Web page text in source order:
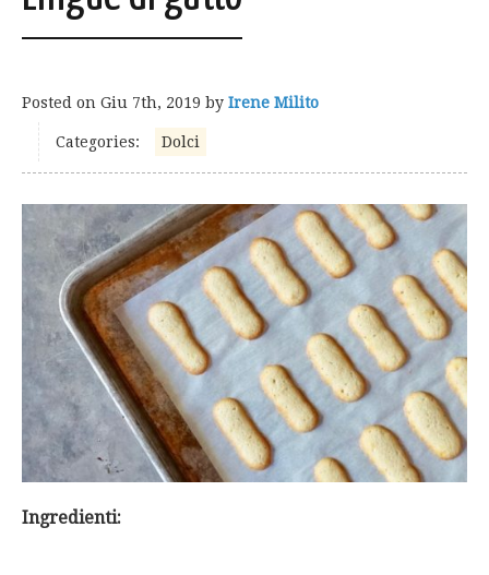
Posted on Giu 7th, 2019 by Irene Milito
Categories: Dolci
Ingredienti: